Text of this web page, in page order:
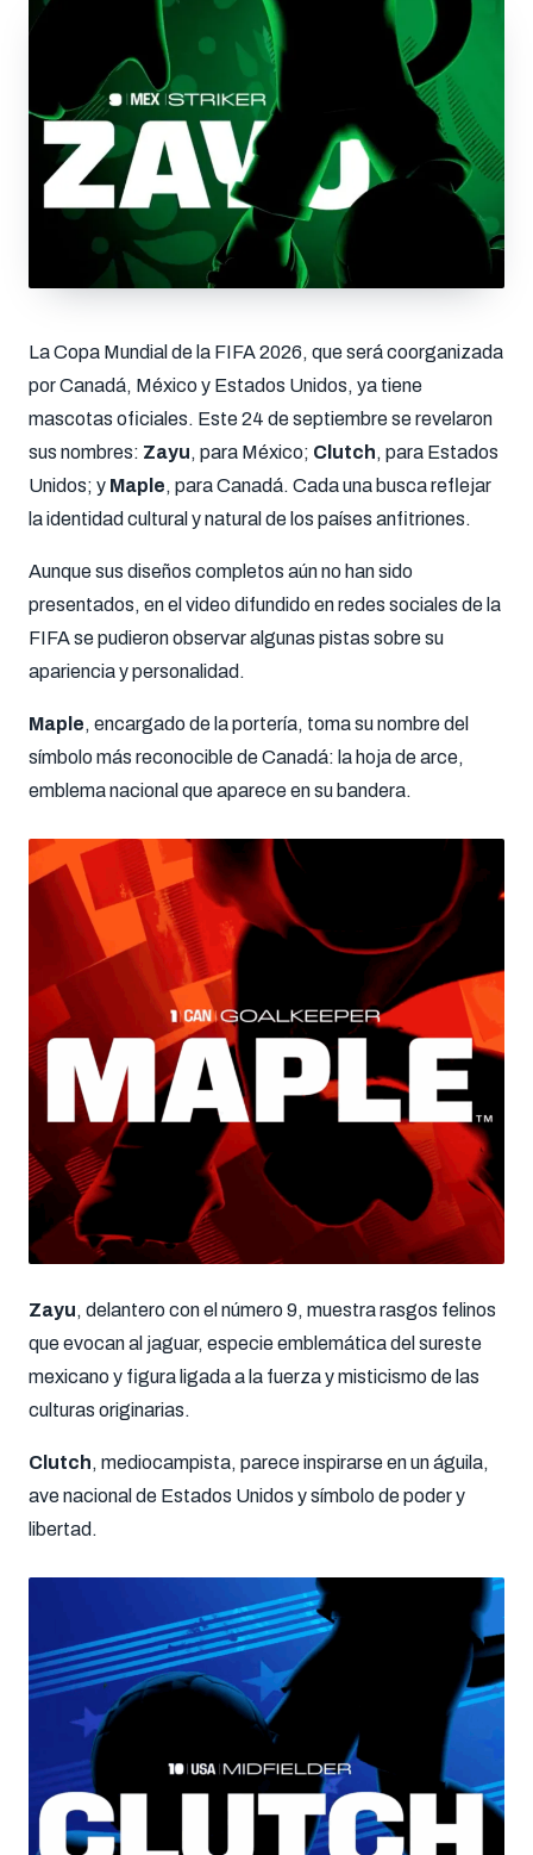
La Copa Mundial de la FIFA 2026, que será coorganizada
por Canadá, México y Estados Unidos, ya tiene
mascotas oficiales. Este 24 de septiembre se revelaron
sus nombres: Zayu, para México; Clutch, para Estados
Unidos; y Maple, para Canadá. Cada una busca reflejar
la identidad cultural y natural de los países anfitriones.
Aunque sus diseños completos aún no han sido
presentados, en el video difundido en redes sociales de la
FIFA se pudieron observar algunas pistas sobre su
apariencia y personalidad.
Maple, encargado de la portería, toma su nombre del
símbolo más reconocible de Canadá: la hoja de arce,
emblema nacional que aparece en su bandera.
Zayu, delantero con el número 9, muestra rasgos felinos
que evocan al jaguar, especie emblemática del sureste
mexicano y figura ligada a la fuerza y misticismo de las
culturas originarias.
Clutch, mediocampista, parece inspirarse en un águila,
ave nacional de Estados Unidos y símbolo de poder y
libertad.